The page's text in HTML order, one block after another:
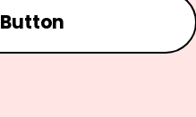
Button